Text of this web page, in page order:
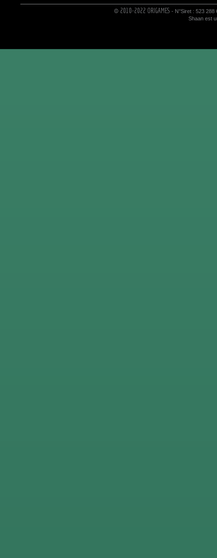
© 2010-2022 ORIGAMES - N°Siret : 523 288
Shaan est